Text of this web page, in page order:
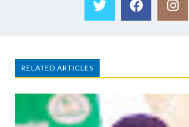
RELATED ARTICLES